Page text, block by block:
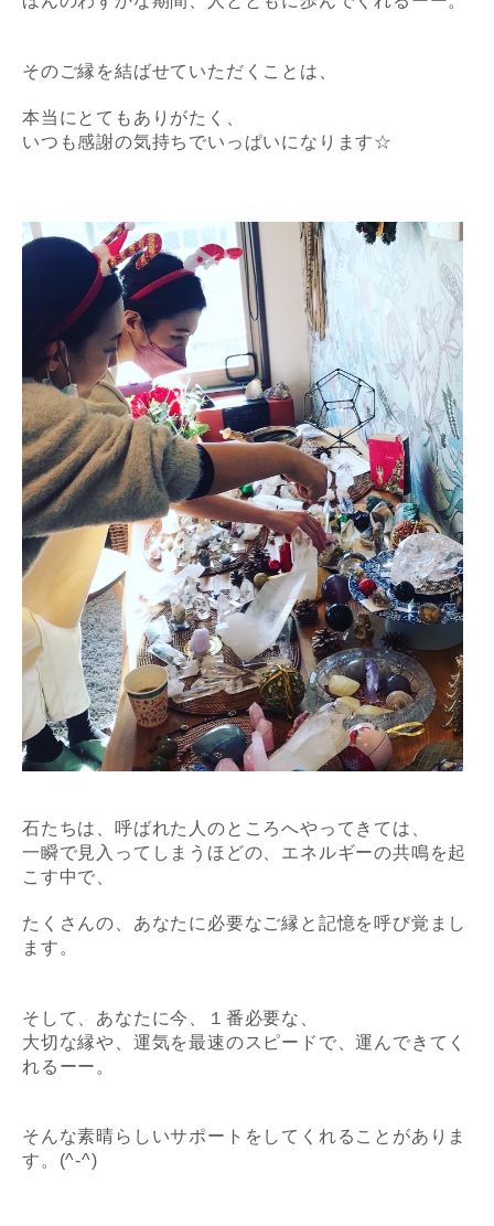
そのご縁を結ばせていただくことは、
本当にとてもありがたく、
いつも感謝の気持ちでいっぱいになります☆
石たちは、呼ばれた人のところへやってきては、
一瞬で見入ってしまうほどの、エネルギーの共鳴を起
こす中で、
たくさんの、あなたに必要なご縁と記憶を呼び覚まし
ます。
そして、あなたに今、１番必要な、
大切な縁や、運気を最速のスピードで、運んできてく
れるーー。
そんな素晴らしいサポートをしてくれることがありま
す。(^-^)